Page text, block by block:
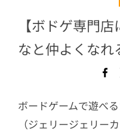
【ボドゲ専門
なと仲よくな
ボードゲームで遊べる
（ジェリージェリー